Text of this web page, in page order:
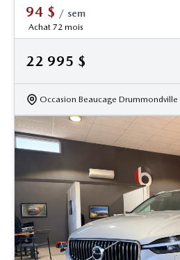
94 $ / sem
Achat 72 mois
22 995 $
Occasion Beaucage Drummondville